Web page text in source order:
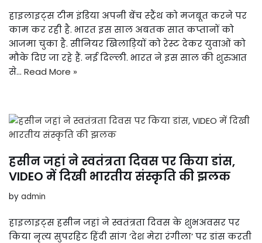
हाइलाइट्स टीम इंडिया अपनी बेंच स्ट्रैंथ को मजबूत करने पर
काम कर रही है. भारत इस साल अबतक सात कप्तानों को
आजमा चुका है. सीनियर खिलाड़ियों को रेस्ट देकर युवाओं को
मौके दिए जा रहे हैं. नई दिल्ली. भारत ने इस साल की शुरुआत
से… Read More »
हसीन जहां ने स्वतंत्रता दिवस पर किया डांस,
VIDEO में दिखी भारतीय संस्कृति की झलक
by admin
हाइलाइट्स हसीन जहां ने स्वतंत्रता दिवस के शुभअवसर पर
किया नृत्य सुपरहिट हिंदी सांग ‘देश मेरा रंगीला’ पर डांस करती